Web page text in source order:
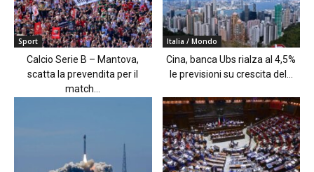
Sport
Calcio Serie B – Mantova,
scatta la prevendita per il
match...
Italia / Mondo
Cina, banca Ubs rialza al 4,5%
le previsioni su crescita del...